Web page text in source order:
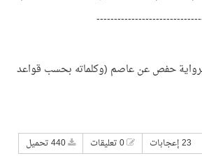
حفص عن عاصم (وكلماته بحسب قواعد
23 إعجابات